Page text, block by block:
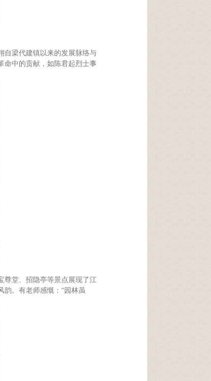
自梁代建镇以来的发展脉络与
命中的贡献，如陈君起烈士事
尊堂、招隐亭等景点展现了江
韵。有老师感慨：“园林虽